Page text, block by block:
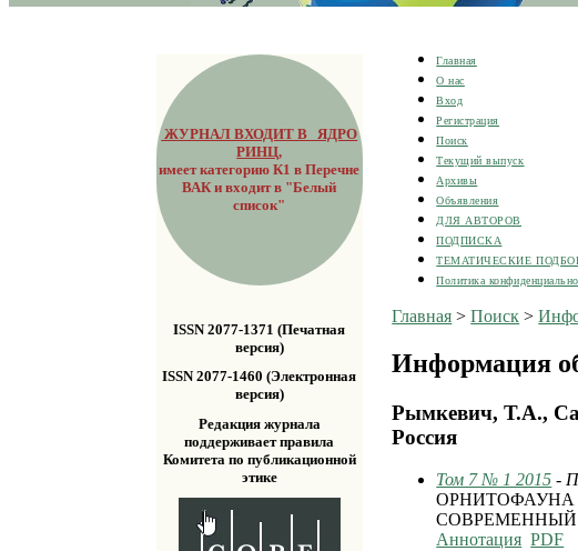
ЖУРНАЛ ВХОДИТ В ЯДРО
РИНЦ,
имеет категорию К1 в Перечне
ВАК и входит в "Белый
список"
ISSN 2077-1371 (Печатная
версия)
ISSN 2077-1460 (Электронная
версия)
Редакция журнала
поддерживает правила
Комитета по публикационной
этике
Главная
О нас
Вход
Регистрация
Поиск
Текущий выпуск
Архивы
Объявления
ДЛЯ АВТОРОВ
ПОДПИСКА
ТЕМАТИЧЕСКИЕ
Политика
Главная >Поиск >
Информация
Рымкевич, Т.А.,
Россия
Том 7 № 1 2015 -
ОРНИТОФАУНА
СОВРЕМЕННЫЙ
Аннотация PDF